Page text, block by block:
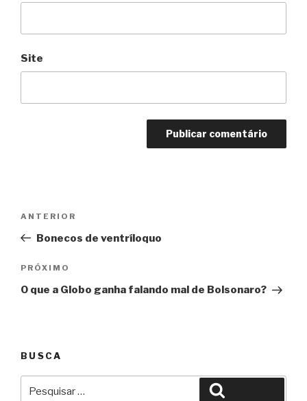
Site
Post
Anterior
ANTERIOR
Bonecos de ventríloquo
Próximo
PRÓXIMO
O que a Globo ganha falando mal de Bolsonaro?
BUSCA